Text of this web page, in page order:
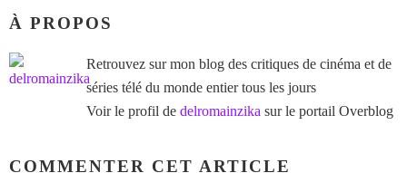
À PROPOS
Retrouvez sur mon blog des critiques de cinéma et de
séries télé du monde entier tous les jours
Voir le profil de delromainzika sur le portail Overblog
COMMENTER CET ARTICLE